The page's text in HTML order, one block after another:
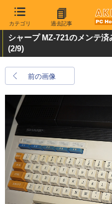
カテゴリ 過去記事
シャープ MZ-721のメンテ
(2/9)
前の画像